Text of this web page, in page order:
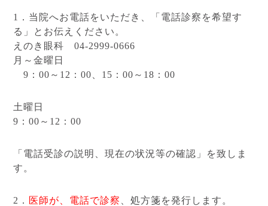
1．当院へお電話をいただき、「電話診察を希望す
る」とお伝えください。
えのき眼科 04-2999-0666
月～金曜日
9：00～12：00、15：00～18：00
土曜日
9：00～12：00
「電話受診の説明、現在の状況等の確認」を致しま
す。
2． 医師が、電話で診察 、処方箋を発行します。